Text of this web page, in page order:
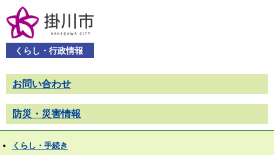
くらし・行政情報
お問い合わせ
防災・災害情報
くらし・手続き